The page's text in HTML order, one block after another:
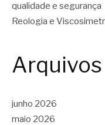
qualidade e segurança
Reologia e
Arquivos
junho 2026
maio 2026